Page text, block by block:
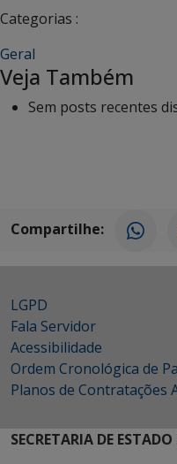
Categorias :
Geral
Veja Também
Sem posts recentes
Compartilhe:
LGPD
Fala Servidor
Acessibilidade
Ordem Cronológica de
Planos de Contratações
SECRETARIA DE